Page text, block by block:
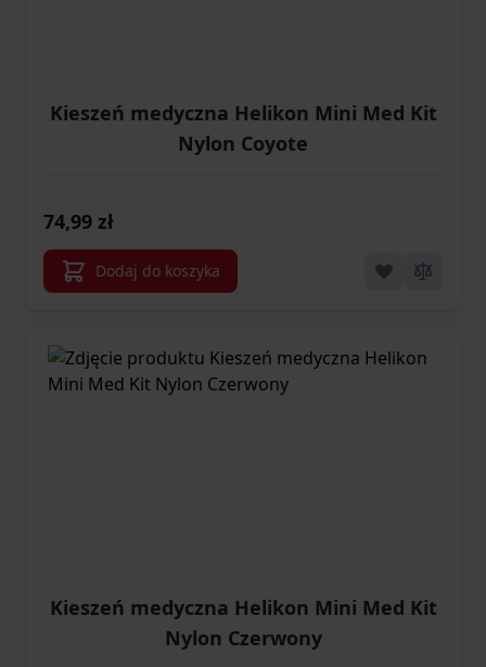
Kieszeń medyczna Helikon Mini Med Kit
Nylon Coyote
74,99 zł
Dodaj do koszyka
Kieszeń medyczna Helikon Mini Med Kit
Nylon Czerwony